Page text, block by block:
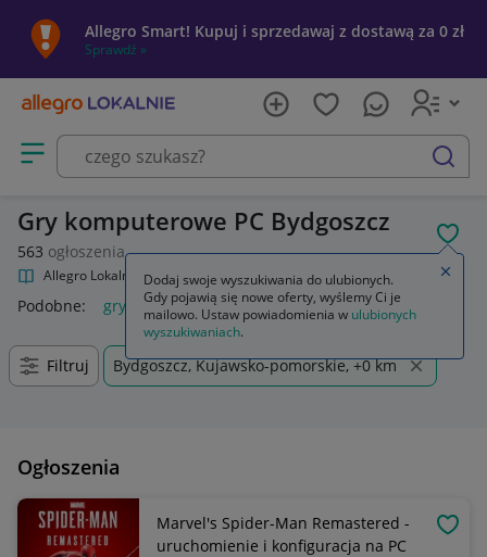
Allegro Smart! Kupuj i sprzedawaj z dostawą za 0 zł
Sprawdź »
Otwórz menu z kategoriami
szukaj
Gry komputerowe PC Bydgoszcz
563 ogłoszenia
Allegro Lokalnie Kultura i rozrywka Gry Gry komputerowe PC
Podobne: gry komputerowe na pc
Filtruj Bydgoszcz, Kujawsko-pomorskie, +0 km
Ogłoszenia
Marvel's Spider-Man Remastered -
uruchomienie i konfiguracja na PC
Dodaj swoje wyszukiwania do ulubionych.
Gdy pojawią się nowe oferty, wyślemy Ci je
mailowo. Ustaw powiadomienia w ulubionych
wyszukiwaniach.